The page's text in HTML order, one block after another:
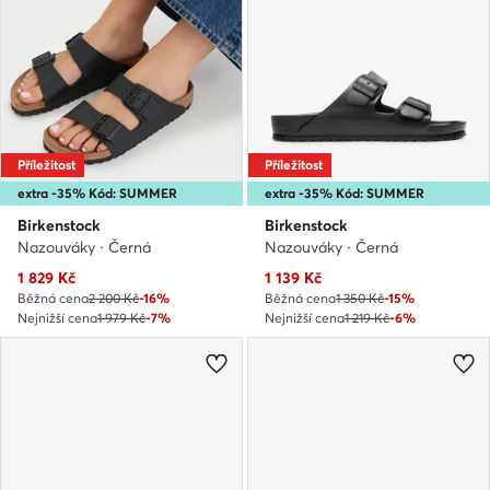
extra -35% Kód: SUMMER
Příležitost
Birkenstock
Nazouváky · Černá
Aktuální cena
1 829 Kč
Běžná cena2 200 Kč-16%
Nejnižší cena1 979 Kč-7%
extra -35% Kód: SUMMER
Příležitost
Birkenstock
Nazouváky · Černá
Aktuální cena
1 139 Kč
Běžná cena1 350 Kč-15%
Nejnižší cena1 219 Kč-6%